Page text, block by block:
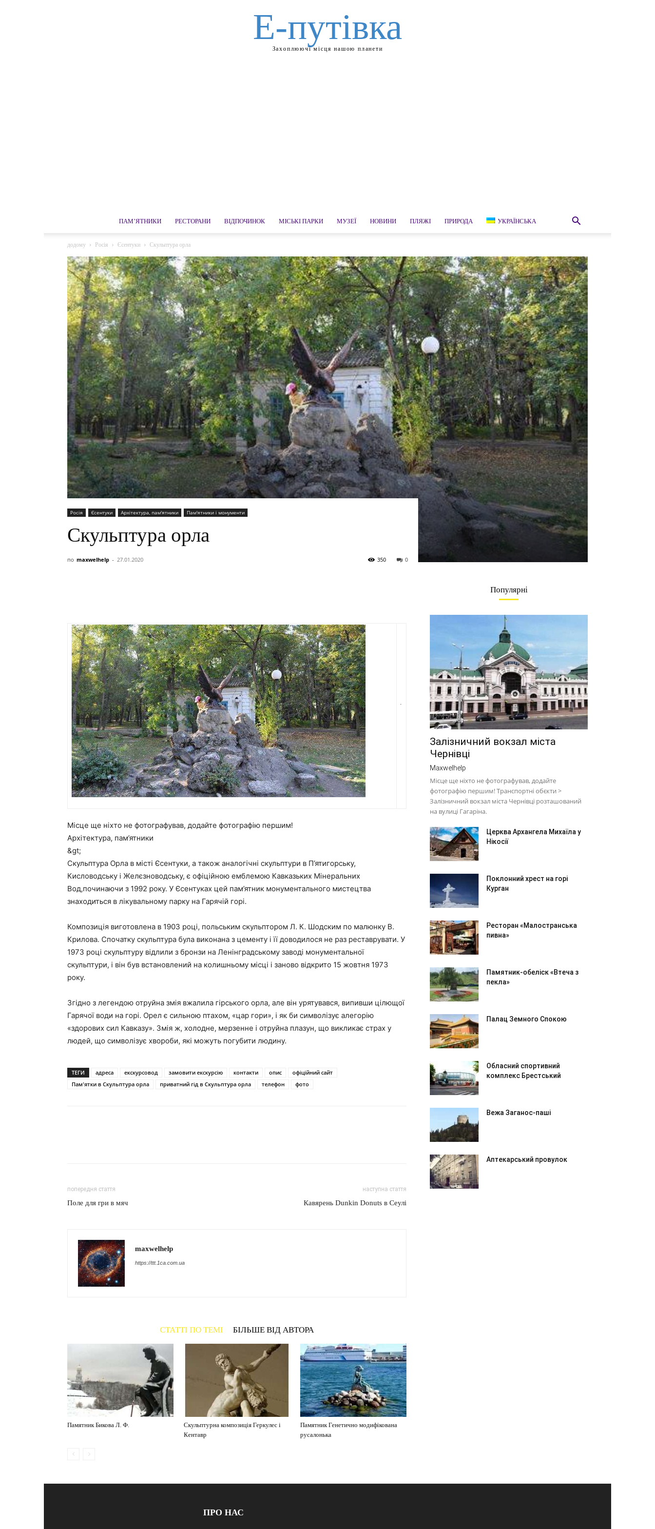
Е-путівка
Захоплюючі місця нашою планети
ПАМ’ЯТНИКИ РЕСТОРАНИ ВІДПОЧИНОК МІСЬКІ ПАРКИ МУЗЕЇ НОВИНИ ПЛЯЖІ ПРИРОДА УКРАЇНСЬКА
додому Росія Єсентуки Скульптура орла
Росія Єсентуки Архітектура, пам'ятники Пам'ятники і монументи
Скульптура орла
по maxwelhelp - 27.01.2020 0
350
Місце ще ніхто не фотографував, додайте фотографію першим!
Архітектура, пам’ятники
&gt;
Скульптура Орла в місті Єсентуки, а також аналогічні скульптури в П’ятигорську,
Кисловодську і Желєзноводську, є офіційною емблемою Кавказьких Мінеральних
Вод,починаючи з 1992 року. У Єсентуках цей пам’ятник монументального мистецтва
знаходиться в лікувальному парку на Гарячій горі.
Композиція виготовлена в 1903 році, польським скульптором Л. К. Шодским по малюнку В.
Крилова. Спочатку скульптура була виконана з цементу і її доводилося не раз реставрувати. У
1973 році скульптуру відлили з бронзи на Ленінградському заводі монументальної
скульптури, і він був встановлений на колишньому місці і заново відкрито 15 жовтня 1973
року.
Згідно з легендою отруйна змія вжалила гірського орла, але він урятувався, випивши цілющої
Гарячої води на горі. Орел є сильною птахом, «цар гори», і як би символізує алегорію
«здорових сил Кавказу». Змія ж, холодне, мерзенне і отруйна плазун, що викликає страх у
людей, що символізує хвороби, які можуть погубити людину.
ТЕГИ адреса екскурсовод замовити екскурсію контакти опис
офіційний сайт
Пам'ятки в Скульптура орла
приватний гід в Скульптура орла телефон фото
попередня стаття
Поле для гри в мяч
наступна стаття
Кавярень Dunkin Donuts в Сеулі
maxwelhelp
https://ttt.1ca.com.ua
СТАТТІ ПО ТЕМІ БІЛЬШЕ ВІД АВТОРА
Памятник Бикова Л. Ф.
Скульптурна композиція Геркулес і
Кентавр
Памятник Генетично модифікована
русалонька
Популярні
Залізничний вокзал міста
Чернівці
Maxwelhelp
Місце ще ніхто не фотографував, додайте
фотографію першим! Транспортні обєкти >
Залізничний вокзал міста Чернівці розташований
на вулиці Гагаріна.
Церква Архангела Михаїла у
Нікосії
Поклонний хрест на горі
Курган
Ресторан «Малостранська
пивна»
Памятник-обеліск «Втеча з
пекла»
Палац Земного Спокою
Обласний спортивний
комплекс Брестський
Вежа Заганос-паші
Аптекарський провулок
ПРО НАС